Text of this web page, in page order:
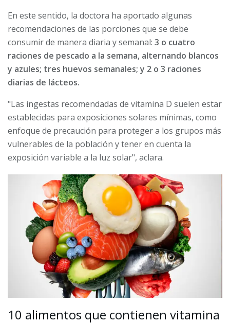
En este sentido, la doctora ha aportado algunas
recomendaciones de las porciones que se debe
consumir de manera diaria y semanal: 3 o cuatro
raciones de pescado a la semana, alternando blancos
y azules; tres huevos semanales; y 2 o 3 raciones
diarias de lácteos.
"Las ingestas recomendadas de vitamina D suelen estar
establecidas para exposiciones solares mínimas, como
enfoque de precaución para proteger a los grupos más
vulnerables de la población y tener en cuenta la
exposición variable a la luz solar", aclara.
10 alimentos que contienen vitamina